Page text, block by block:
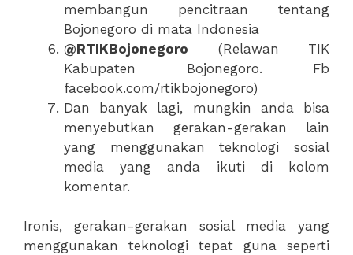
membangun pencitraan tentang
Bojonegoro di mata Indonesia
@RTIKBojonegoro (Relawan TIK
Kabupaten Bojonegoro. Fb
facebook.com/rtikbojonegoro)
Dan banyak lagi, mungkin anda bisa
menyebutkan gerakan-gerakan lain
yang menggunakan teknologi sosial
media yang anda ikuti di kolom
komentar.
Ironis, gerakan-gerakan sosial media yang
menggunakan teknologi tepat guna seperti